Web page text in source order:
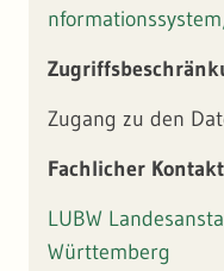
Zugang zu den
Fachlicher Kontakt
LUBW
Württemberg